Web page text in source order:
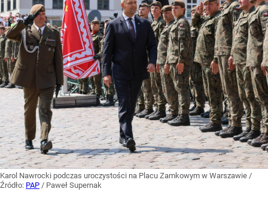
Karol Nawrocki podczas uroczystości na Placu Zamkowym w Warszawie /
Źródło: PAP / Paweł Supernak